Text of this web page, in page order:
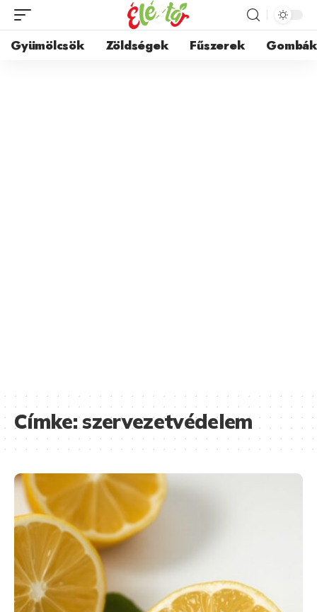
Gyümölcsök Zöldségek Fűszerek Gombák
Címke:szervezetvédelem